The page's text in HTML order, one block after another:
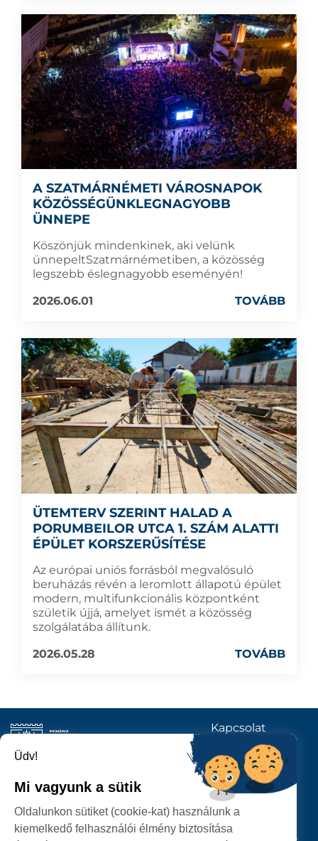
A SZATMÁRNÉMETI VÁROSNAPOK
KÖZÖSSÉGÜNKLEGNAGYOBB
ÜNNEPE
Köszönjük mindenkinek, aki velünk
ünnepeltSzatmárnémetiben, a közösség
legszebb éslegnagyobb eseményén!
2026.06.01
TOVÁBB
ÜTEMTERV SZERINT HALAD A
PORUMBEILOR UTCA 1. SZÁM ALATTI
ÉPÜLET KORSZERŰSÍTÉSE
Az európai uniós forrásból megvalósuló
beruházás révén a leromlott állapotú épület
modern, multifunkcionális központként
születik újjá, amelyet ismét a közösség
szolgálatába állítunk.
2026.05.28
TOVÁBB
SZATMÁRNÉMETI
POLGÁRMESTERI HIVATAL
Kapcsolat
KÖVESSENEK
Üdv!
Mi vagyunk a sütik
Oldalunkon sütiket (cookie-kat) használunk a
kiemelkedő felhasználói élmény biztosítása